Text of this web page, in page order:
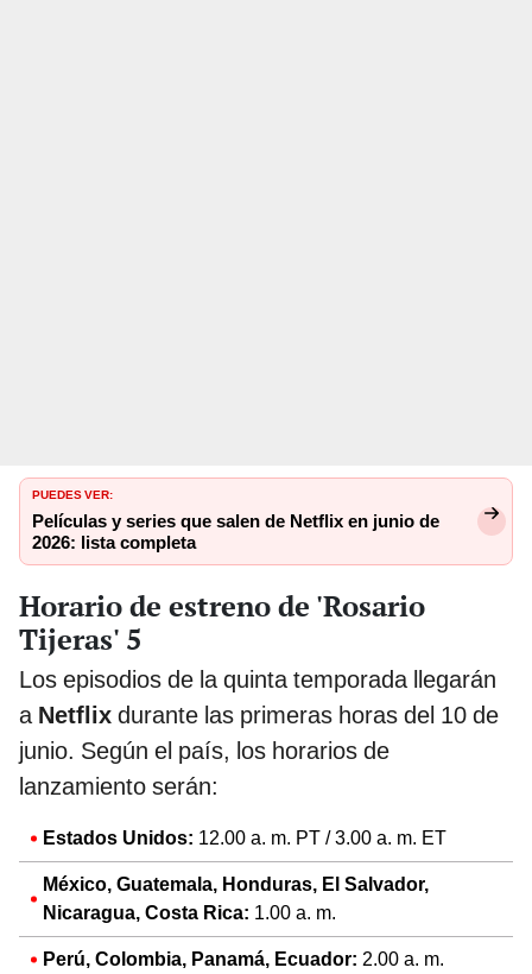
PUEDES VER:
Películas y series que salen de Netflix en junio de
2026: lista completa
Horario de estreno de 'Rosario
Tijeras' 5
Los episodios de la quinta temporada llegarán
a Netflix durante las primeras horas del 10 de
junio. Según el país, los horarios de
lanzamiento serán:
Estados Unidos: 12.00 a. m. PT / 3.00 a. m. ET
México, Guatemala, Honduras, El Salvador,
Nicaragua, Costa Rica: 1.00 a. m.
Perú, Colombia, Panamá, Ecuador: 2.00 a. m.